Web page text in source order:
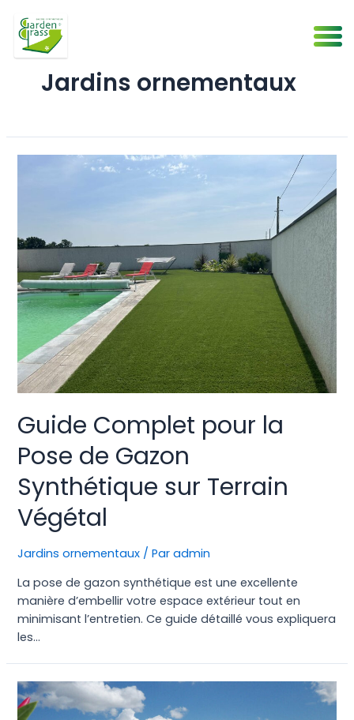
contenu
Jardins ornementaux
Guide Complet pour la
Pose de Gazon
Synthétique sur Terrain
Végétal
Jardins ornementaux / Paradmin
La pose de gazon synthétique est une excellente
manière d’embellir votre espace extérieur tout en
minimisant l’entretien. Ce guide détaillé vous expliquera
les…